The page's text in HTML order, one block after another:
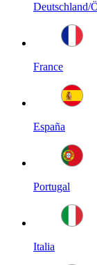
Deutschland/
France
España
Portugal
Italia